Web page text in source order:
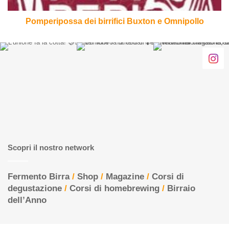
Pomperipossa dei birrifici Buxton e Omnipollo
Scopri il nostro network
Fermento Birra/ Shop / Magazine / Corsi di
degustazione / Corsi di homebrewing / Birraio
dell’Anno